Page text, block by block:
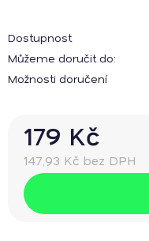
Dostupnost
Můžeme doručit do:
Možnosti doručení
179 Kč
147,93 Kč bez DPH
Měrná cena: